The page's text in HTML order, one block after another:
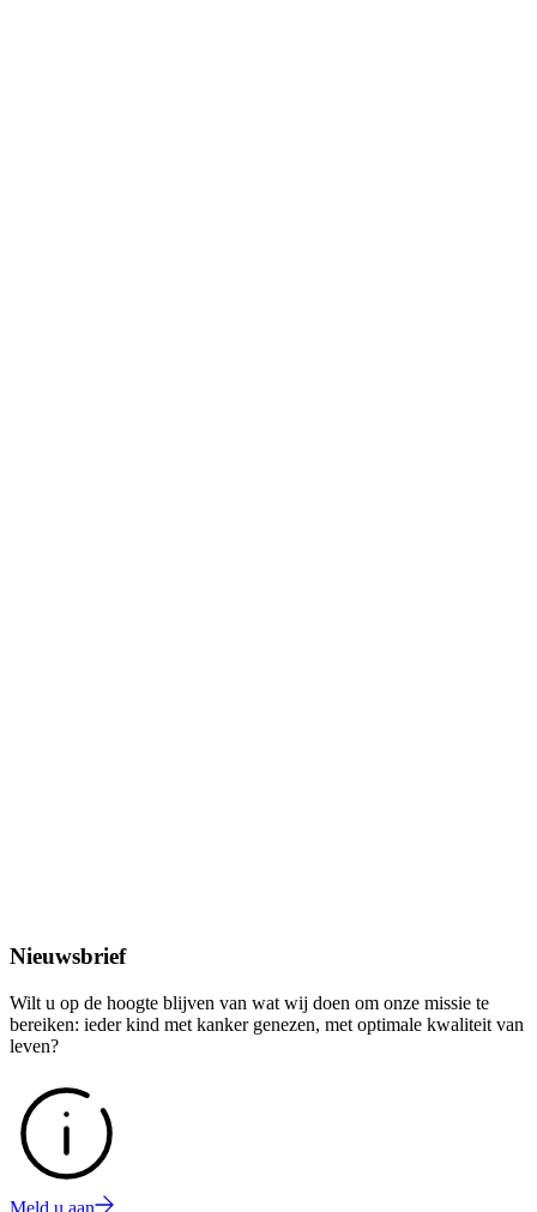
Nieuwsbrief
Wilt u op de hoogte blijven van wat wij doen om onze missie te
bereiken: ieder kind met kanker genezen, met optimale kwaliteit van
leven?